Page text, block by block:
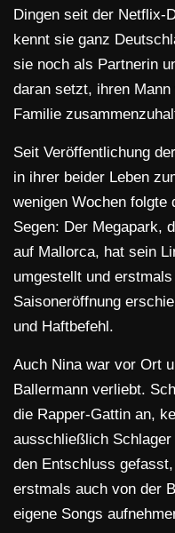
Dingen seit der Netflix-
kennt sie ganz
sie noch als Partnerin
daran setzt, ihren
Familie
Seit Veröffentlichung
in ihrer beider Leben
wenigen Wochen folgte
Segen: Der Megapark,
auf Mallorca, hat sein
umgestellt und
Saisoneröffnung
und Haftbefehl.
Auch Nina war vor Ort
Ballermann verliebt.
die Rapper-Gattin an,
ausschließlich
den Entschluss
erstmals auch von der
eigene Songs